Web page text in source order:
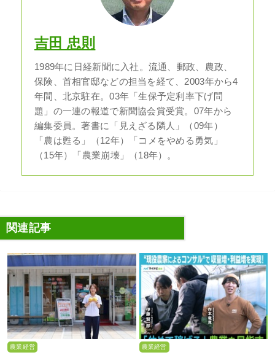
吉田 忠則
1989年に日経新聞に入社。流通、郵政、農政、
保険、首相官邸などの担当を経て、2003年から4
年間、北京駐在。03年「生保予定利率下げ問
題」の一連の報道で新聞協会賞受賞。07年から
編集委員。著書に「見えざる隣人」（09年）
「農は甦る」（12年）「コメをやめる勇気」
（15年）「農業崩壊」（18年）。
関連記事
農業経営 農業経営